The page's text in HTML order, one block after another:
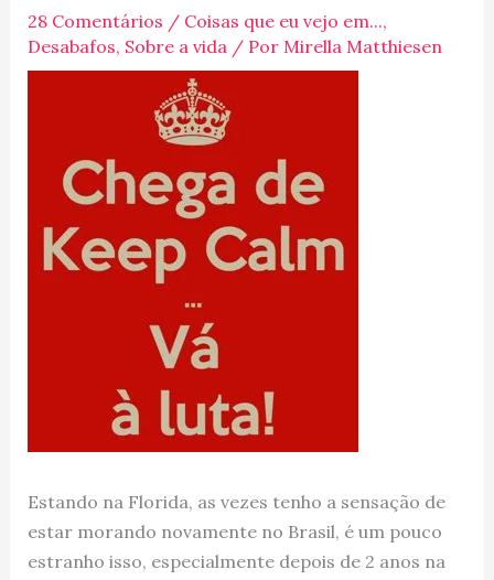
28 Comentários / Coisas que eu vejo em...,
Desabafos, Sobre a vida/ Por Mirella Matthiesen
Estando na Florida, as vezes tenho a sensação de
estar morando novamente no Brasil, é um pouco
estranho isso, especialmente depois de 2 anos na